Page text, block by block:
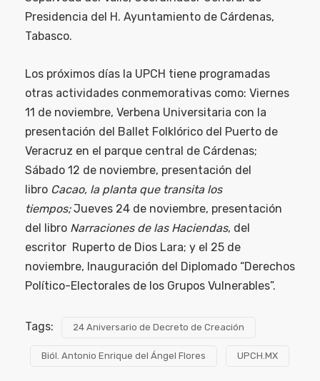
Presidencia del H. Ayuntamiento de Cárdenas,
Tabasco.
Los próximos días la UPCH tiene programadas
otras actividades conmemorativas como: Viernes
11 de noviembre, Verbena Universitaria con la
presentación del Ballet Folklórico del Puerto de
Veracruz en el parque central de Cárdenas;
Sábado 12 de noviembre, presentación del
libro Cacao, la planta que transita los
tiempos;Jueves 24 de noviembre, presentación
del libro Narraciones de las Haciendas, del
escritor Ruperto de Dios Lara; y el 25 de
noviembre, Inauguración del Diplomado “Derechos
Político-Electorales de los Grupos Vulnerables”.
Tags: 24 Aniversario de Decreto de Creación
Biól. Antonio Enrique del Ángel Flores UPCH.MX